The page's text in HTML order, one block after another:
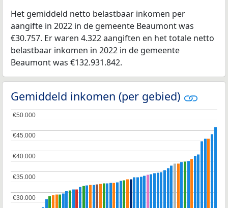
Het gemiddeld netto belastbaar inkomen per
aangifte in 2022 in de gemeente Beaumont was
€30.757. Er waren 4.322 aangiften en het totale netto
belastbaar inkomen in 2022 in de gemeente
Beaumont was €132.931.842.
Gemiddeld inkomen (per gebied)
€30.000
€30.000
€35.000
€35.000
€40.000
€40.000
€45.000
€45.000
€50.000
€50.000